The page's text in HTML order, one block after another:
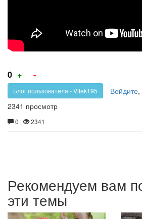
гидрозатвор
для
вина
0 +
за!
-
против!
Блог пользователя - Vitek195 Войдите,
2341 просмотр
0 | 2341
Рекомендуем вам
эти темы